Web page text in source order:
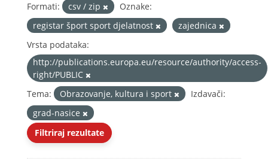
Formati: csv / zip
Oznake:
registar šport sport djelatnost
zajednica
Vrsta podataka:
http://publications.europa.eu/resource/authority/access-
right/PUBLIC
Tema:
Obrazovanje, kultura i sport
Izdavači:
grad-nasice
Filtriraj rezultate